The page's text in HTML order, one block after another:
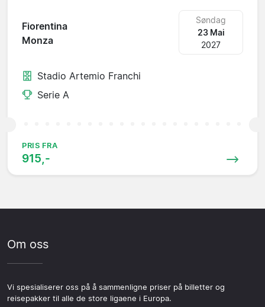
Fiorentina
Monza
Søndag
23 Mai
2027
Stadio Artemio Franchi
Serie A
PRIS FRA
915,-
Om oss
Vi spesialiserer oss på å sammenligne priser på billetter og
reisepakker til alle de store ligaene i Europa.